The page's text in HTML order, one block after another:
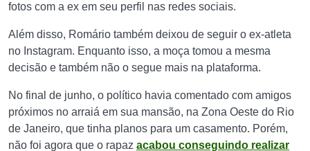
fotos com a ex em seu perfil nas redes sociais.
Além disso, Romário também deixou de seguir o ex-atleta
no Instagram. Enquanto isso, a moça tomou a mesma
decisão e também não o segue mais na plataforma.
No final de junho, o político havia comentado com amigos
próximos no arraiá em sua mansão, na Zona Oeste do Rio
de Janeiro, que tinha planos para um casamento. Porém,
não foi agora que o rapaz acabou conseguindo realizar